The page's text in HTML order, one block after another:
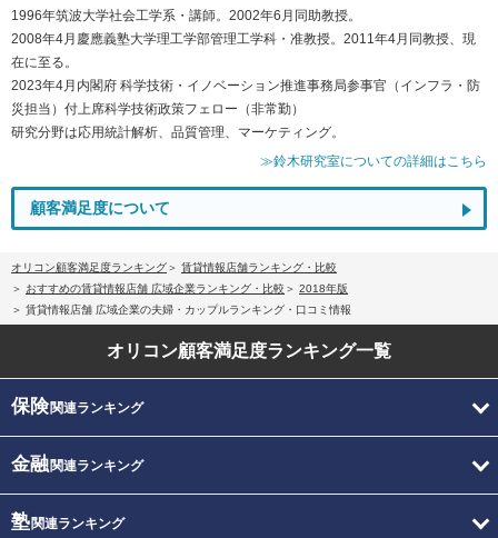
1996年筑波大学社会工学系・講師。2002年6月同助教授。
2008年4月慶應義塾大学理工学部管理工学科・准教授。2011年4月同教授、現
在に至る。
2023年4月内閣府 科学技術・イノベーション推進事務局参事官（インフラ・防
災担当）付上席科学技術政策フェロー（非常勤）
研究分野は応用統計解析、品質管理、マーケティング。
≫鈴木研究室についての詳細はこちら
顧客満足度について
オリコン顧客満足度ランキング
賃貸情報店舗ランキング・比較
おすすめの賃貸情報店舗 広域企業ランキング・比較
2018年版
賃貸情報店舗 広域企業の夫婦・カップルランキング・口コミ情報
オリコン顧客満足度ランキング一覧
保険関連ランキング
金融関連ランキング
塾関連ランキング